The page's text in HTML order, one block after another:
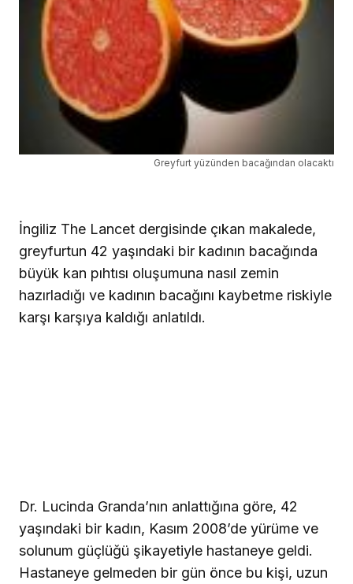
Greyfurt yüzünden bacağından olacaktı
İngiliz The Lancet dergisinde çıkan makalede,
greyfurtun 42 yaşındaki bir kadının bacağında
büyük kan pıhtısı oluşumuna nasıl zemin
hazırladığı ve kadının bacağını kaybetme riskiyle
karşı karşıya kaldığı anlatıldı.
Dr. Lucinda Granda’nın anlattığına göre, 42
yaşındaki bir kadın, Kasım 2008’de yürüme ve
solunum güçlüğü şikayetiyle hastaneye geldi.
Hastaneye gelmeden bir gün önce bu kişi, uzun